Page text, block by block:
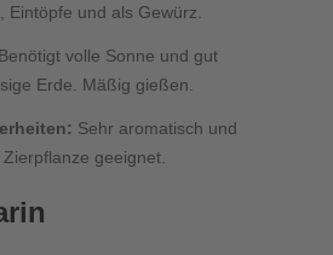
Eintöpfe und als Gewürz.
Benötigt volle Sonne und gut
Erde. Mäßig gießen.
Sehr aromatisch und
Zierpflanze geeignet.